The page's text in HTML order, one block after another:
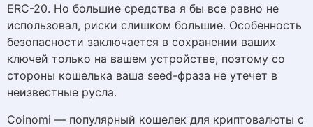
ERC-20. Но большие средства я бы все равно не
использовал, риски слишком большие. Особенность
безопасности заключается в сохранении ваших
ключей только на вашем устройстве, поэтому со
стороны кошелька ваша seed-фраза не утечет в
неизвестные русла.
Coinomi — популярный кошелек для криптовалюты с